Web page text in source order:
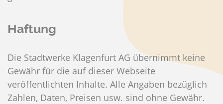
Haftung
Die Stadtwerke Klagenfurt AG übernimmt keine
Gewähr für die auf dieser Webseite
veröffentlichten Inhalte. Alle Angaben bezüglich
Zahlen, Daten, Preisen usw. sind ohne Gewähr.